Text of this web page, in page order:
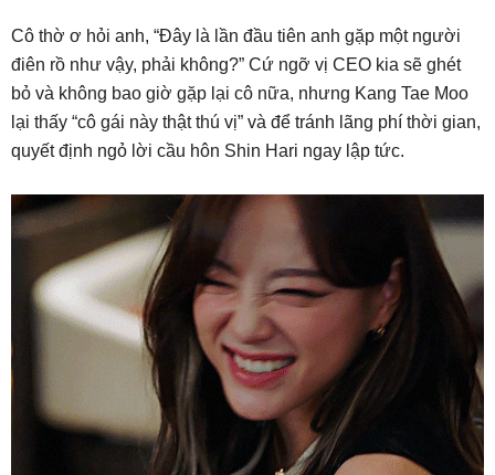
Cô thờ ơ hỏi anh, “Đây là lần đầu tiên anh gặp một người
điên rồ như vậy, phải không?” Cứ ngỡ vị CEO kia sẽ ghét
bỏ và không bao giờ gặp lại cô nữa, nhưng Kang Tae Moo
lại thấy “cô gái này thật thú vị” và để tránh lãng phí thời gian,
quyết định ngỏ lời cầu hôn Shin Hari ngay lập tức.